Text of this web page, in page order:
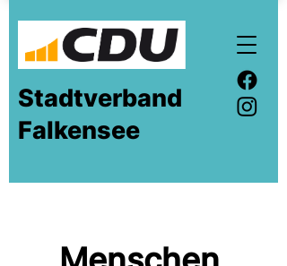
Stadtverband
Falkensee